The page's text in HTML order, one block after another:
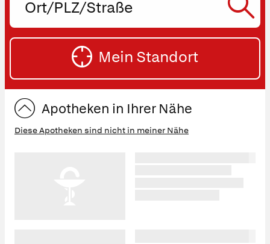
oder
Straße
Mein Standort
Apotheken in Ihrer Nähe
Diese Apotheken sind nicht in meiner Nähe